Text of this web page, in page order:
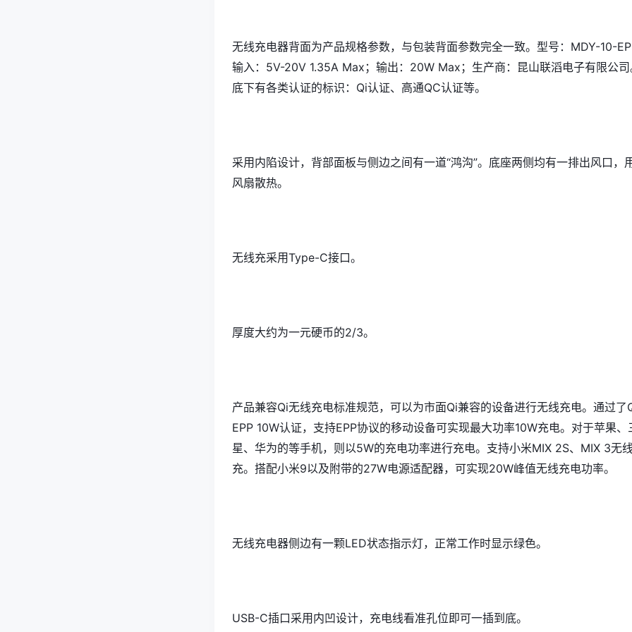
无线充电器背面为产品规格参数，与包装背面参数完全一致。型号：MDY-10-EP
输入：5V-20V 1.35A Max；输出：20W Max；生产商：昆山联滔电子有限公司
底下有各类认证的标识：Qi认证、高通QC认证等。
采用内陷设计，背部面板与侧边之间有一道“鸿沟”。底座两侧均有一排出风口，
风扇散热。
无线充采用Type-C接口。
厚度大约为一元硬币的2/3。
产品兼容Qi无线充电标准规范，可以为市面Qi兼容的设备进行无线充电。通过了
EPP 10W认证，支持EPP协议的移动设备可实现最大功率10W充电。对于苹果、
星、华为的等手机，则以5W的充电功率进行充电。支持小米MIX 2S、MIX 3无
充。搭配小米9以及附带的27W电源适配器，可实现20W峰值无线充电功率。
无线充电器侧边有一颗LED状态指示灯，正常工作时显示绿色。
USB-C插口采用内凹设计，充电线看准孔位即可一插到底。